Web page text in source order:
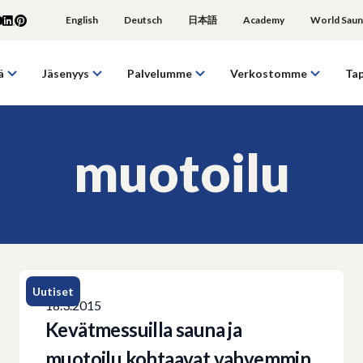
English Deutsch 日本語 Academy World
Jäsenyys Palvelumme Verkostomme
muotoilu
Uutiset
18.3.2015
Kevätmessuilla sauna ja